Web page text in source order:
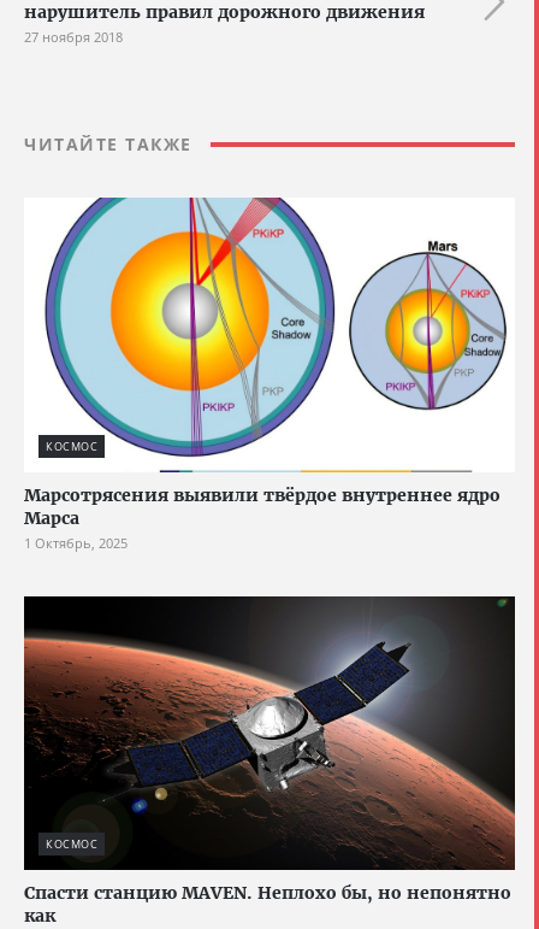
нарушитель правил дорожного движения
27 ноября 2018
ЧИТАЙТЕ ТАКЖЕ
КОСМОС
Марсотрясения выявили твёрдое внутреннее ядро
Марса
1 Октябрь, 2025
КОСМОС
Спасти станцию MAVEN. Неплохо бы, но непонятно
как